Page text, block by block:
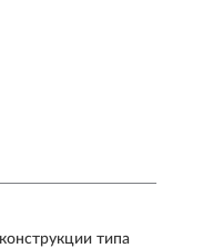
типа